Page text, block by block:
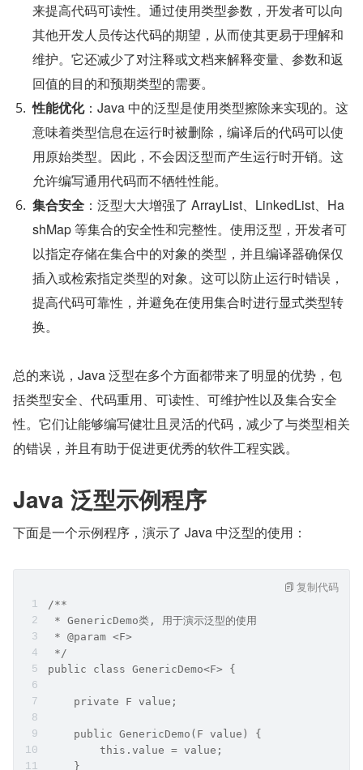
来提高代码可读性。通过使用类型参数，开发者可以向
其他开发人员传达代码的期望，从而使其更易于理解和
维护。它还减少了对注释或文档来解释变量、参数和返
回值的目的和预期类型的​​需要。
性能优化：Java 中的泛型是使用类型擦除来实现的。这
意味着类型信息在运行时被删除，编译后的代码可以使
用原始类型。因此，不会因泛型而产生运行时开销。这
允许编写通用代码而不牺牲性能。
集合安全 ：泛型大大增强了 ArrayList、LinkedList、Ha
shMap 等集合的安全性和完整性。使用泛型，开发者可
以指定存储在集合中的对象的类型，并且编译器确保仅
插入或检索指定类型的对象。这可以防止运行时错误，
提高代码可靠性，并避免在使用集合时进行显式类型转
换。
总的来说，Java 泛型在多个方面都带来了明显的优势，包
括类型安全、代码重用、可读性、可维护性以及集合安全
性。它们让能够编写健壮且灵活的代码，减少了与类型相关
的错误，并且有助于促进更优秀的软件工程实践。
Java 泛型示例程序
下面是一个示例程序，演示了 Java 中泛型的使用：
/**
* GenericDemo类, 用于演示泛型的使用
* @param <F>
*/
public class GenericDemo<F> {
    private F value;
    public GenericDemo(F value) {
        this.value = value;
    }
复制代码